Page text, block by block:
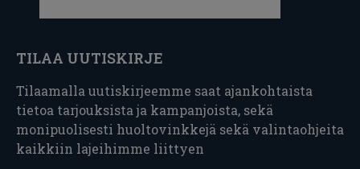
TILAA UUTISKIRJE
Tilaamalla uutiskirjeemme saat ajankohtaista
tietoa tarjouksista ja kampanjoista, sekä
monipuolisesti huoltovinkkejä sekä valintaohjeita
kaikkiin lajeihimme liittyen